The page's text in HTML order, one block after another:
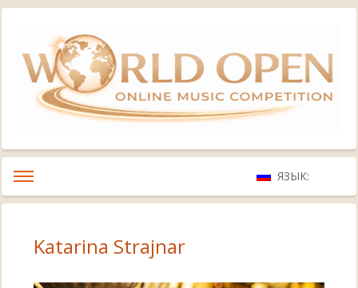
ЯЗЫК:
Katarina Strajnar